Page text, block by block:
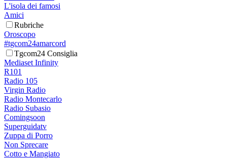
L'isola dei famosi
Amici
Rubriche
Oroscopo
#tgcom24amarcord
Tgcom24 Consiglia
Mediaset Infinity
R101
Radio 105
Virgin Radio
Radio Montecarlo
Radio Subasio
Comingsoon
Superguidatv
Zuppa di Porro
Non Sprecare
Cotto e Mangiato